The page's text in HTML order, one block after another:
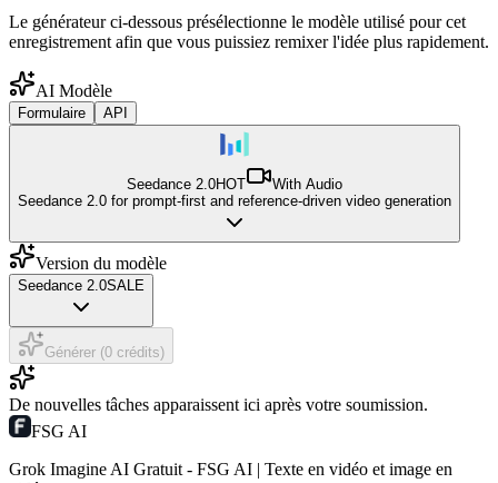
Le générateur ci-dessous présélectionne le modèle utilisé pour cet
enregistrement afin que vous puissiez remixer l'idée plus rapidement.
AI Modèle
Formulaire API
Seedance 2.0HOT
With Audio
Seedance 2.0 for prompt-first and reference-driven video generation
Version du modèle
Seedance 2.0SALE
Générer (0 crédits)
De nouvelles tâches apparaissent ici après votre soumission.
FSG AI
Grok Imagine AI Gratuit - FSG AI | Texte en vidéo et image en